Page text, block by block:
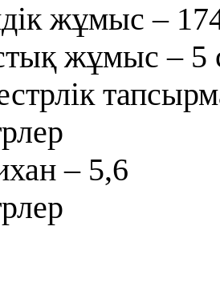
жұмыс –
жұмыс – 5
– 5,6